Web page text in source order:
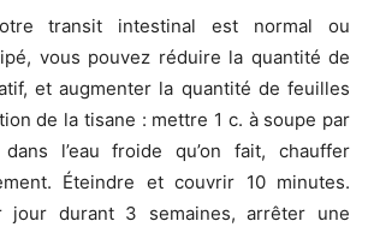
transit intestinal est normal ou
vous pouvez réduire la quantité de
et augmenter la quantité de feuilles
de la tisane : mettre 1 c. à soupe par
l’eau froide qu’on fait, chauffer
Éteindre et couvrir 10 minutes.
jour durant 3 semaines, arrêter une